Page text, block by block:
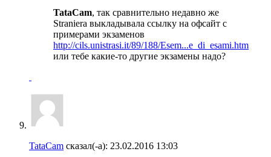
TataCam, так сравнительно недавно же
Straniera выкладывала ссылку на офсайт с
примерами экзаменов
http://cils.unistrasi.it/89/188/Esem...e_di_esami.htm
или тебе какие-то другие экзамены надо?
TataCam сказал(-а): 23.02.2016 13:03